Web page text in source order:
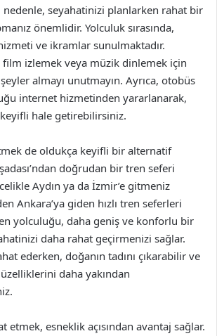
seyahatinizi planlarken rahat bir
önemlidir. Yolculuk sırasında,
ve ikramlar sunulmaktadır.
film izlemek veya müzik dinlemek için
almayı unutmayın. Ayrıca, otobüs
internet hizmetinden yararlanarak,
hale getirebilirsiniz.
de oldukça keyifli bir alternatif
doğrudan bir tren seferi
Aydın ya da İzmir’e gitmeniz
Ankara’ya giden hızlı tren seferleri
yolculuğu, daha geniş ve konforlu bir
daha rahat geçirmenizi sağlar.
ederken, doğanın tadını çıkarabilir ve
daha yakından
etmek, esneklik açısından avantaj sağlar.